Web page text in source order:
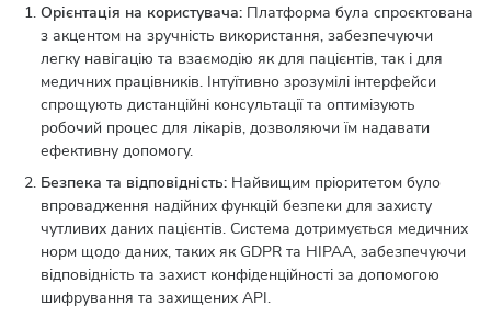
Орієнтація на користувача: Платформа була спроєктована
з акцентом на зручність використання, забезпечуючи
легку навігацію та взаємодію як для пацієнтів, так і для
медичних працівників. Інтуїтивно зрозумілі інтерфейси
спрощують дистанційні консультації та оптимізують
робочий процес для лікарів, дозволяючи їм надавати
ефективну допомогу.
Безпека та відповідність: Найвищим пріоритетом було
впровадження надійних функцій безпеки для захисту
чутливих даних пацієнтів. Система дотримується медичних
норм щодо даних, таких як GDPR та HIPAA, забезпечуючи
відповідність та захист конфіденційності за допомогою
шифрування та захищених API.